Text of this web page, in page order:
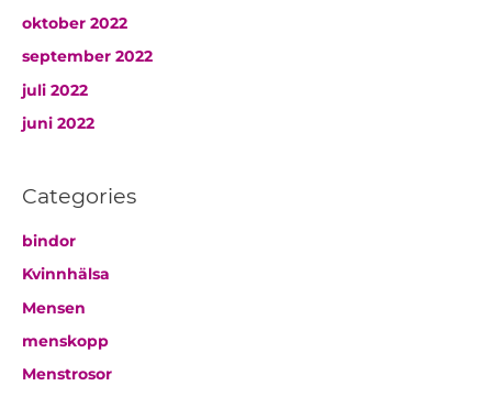
oktober 2022
september 2022
juli 2022
juni 2022
Categories
bindor
Kvinnhälsa
Mensen
menskopp
Menstrosor